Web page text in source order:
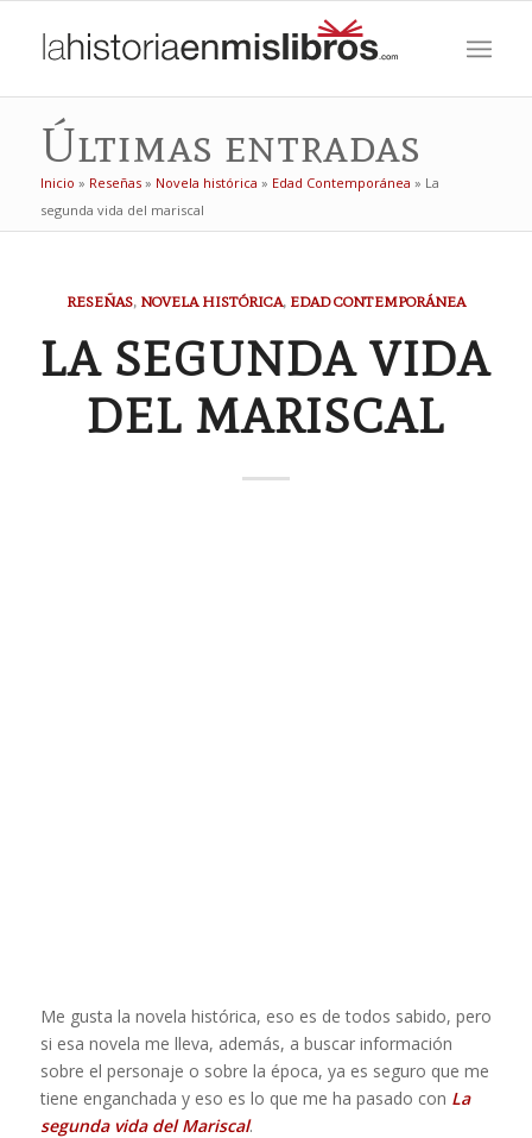
Últimas entradas
Inicio » Reseñas» Novela histórica » Edad Contemporánea » La
segunda vida del mariscal
RESEÑAS, NOVELA HISTÓRICA, EDAD CONTEMPORÁNEA
LA SEGUNDA VIDA
DEL MARISCAL
Me gusta la novela histórica, eso es de todos sabido, pero
si esa novela me lleva, además, a buscar información
sobre el personaje o sobre la época, ya es seguro que me
tiene enganchada y eso es lo que me ha pasado con La
segunda vida del Mariscal.